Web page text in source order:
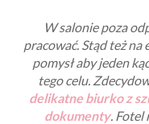
W salonie poza
pracować. Stąd też
pomysł aby jeden
tego celu.
delikatne biurko z
dokumenty. Fotel